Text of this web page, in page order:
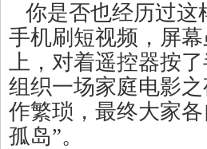
你是否也经历过这
手机刷短视频，屏
上，对着遥控器按
组织一场家庭电影
作繁琐，最终大家
孤岛”。